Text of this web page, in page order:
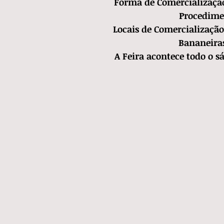
Locais de
A Feira acontece todo o